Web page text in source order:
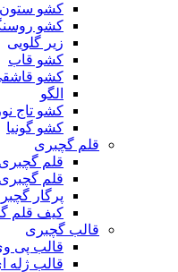
کشو ستون
کشو
زیر گلویی
کشو قاب
کشو
الگو
کشو تاج
کشو گونیا
قلم گچبری
قلم
قلم
پرگار
کیف قلم
قالب گچبری
قالب پی
قالب ژله